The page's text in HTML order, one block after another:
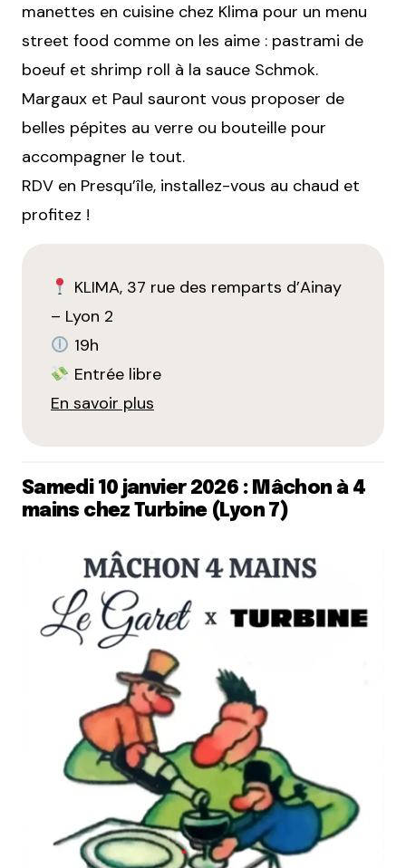
manettes en cuisine chez Klima pour un menu
street food comme on les aime : pastrami de
boeuf et shrimp roll à la sauce Schmok.
Margaux et Paul sauront vous proposer de
belles pépites au verre ou bouteille pour
accompagner le tout.
RDV en Presqu’île, installez-vous au chaud et
profitez !
KLIMA, 37 rue des remparts d’Ainay
– Lyon 2
19h
Entrée libre
En savoir plus
Samedi 10 janvier 2026 : Mâchon à 4
mains chez Turbine (Lyon 7)